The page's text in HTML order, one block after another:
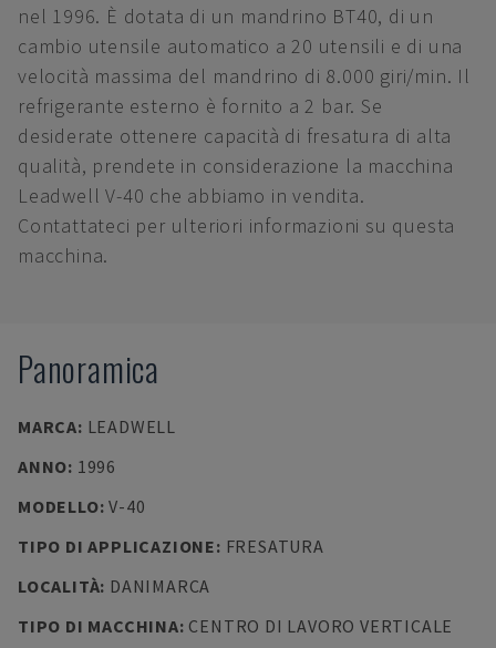
nel 1996. È dotata di un mandrino BT40, di un
cambio utensile automatico a 20 utensili e di una
velocità massima del mandrino di 8.000 giri/min. Il
refrigerante esterno è fornito a 2 bar. Se
desiderate ottenere capacità di fresatura di alta
qualità, prendete in considerazione la macchina
Leadwell V-40 che abbiamo in vendita.
Contattateci per ulteriori informazioni su questa
macchina.
Panoramica
MARCA: LEADWELL
ANNO: 1996
MODELLO:V-40
TIPO DI APPLICAZIONE: FRESATURA
LOCALITÀ: DANIMARCA
TIPO DI MACCHINA: CENTRO DI LAVORO VERTICALE